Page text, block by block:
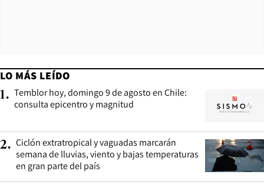
LO MÁS LEÍDO
1. Temblor hoy, domingo 9 de agosto en Chile:
consulta epicentro y magnitud
2. Ciclón extratropical y vaguadas marcarán
semana de lluvias, viento y bajas temperaturas
en gran parte del país